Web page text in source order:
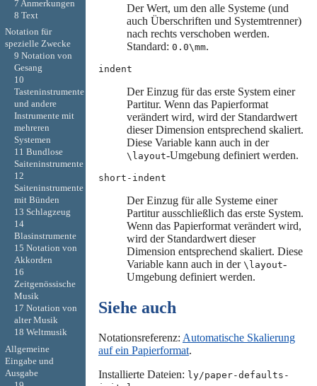
Der Wert, um den alle Systeme (und
auch Überschriften und Systemtrenner)
nach rechts verschoben werden.
Standard: 0.0\mm.
indent
Der Einzug für das erste System einer
Partitur. Wenn das Papierformat
verändert wird, wird der Standardwert
dieser Dimension entsprechend skaliert.
Diese Variable kann auch in der
\layout-Umgebung definiert werden.
short-indent
Der Einzug für alle Systeme einer
Partitur ausschließlich das erste System.
Wenn das Papierformat verändert wird,
wird der Standardwert dieser
Dimension entsprechend skaliert. Diese
Variable kann auch in der \layout-
Umgebung definiert werden.
Siehe auch
Notationsreferenz: Automatische Skalierung
auf ein Papierformat.
Installierte Dateien: ly/paper-defaults-
7 Anmerkungen
8 Text
Notation für
spezielle Zwecke
9 Notation von
Gesang
10
Tasteninstrumente
und andere
Instrumente mit
mehreren
Systemen
11 Bundlose
Saiteninstrumente
12
Saiteninstrumente
mit Bünden
13 Schlagzeug
14
Blasinstrumente
15 Notation von
Akkorden
16
Zeitgenössische
Musik
17 Notation von
alter Musik
18 Weltmusik
Allgemeine
Eingabe und
Ausgabe